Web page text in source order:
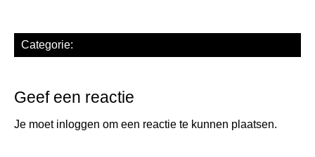
Categorie:
Geef een reactie
Je moet inloggen om een reactie te kunnen plaatsen.